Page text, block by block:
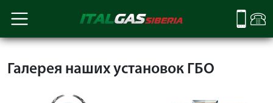
Галерея наших установок ГБО